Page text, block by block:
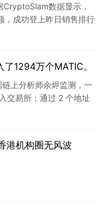
数据显示，
，成功登上昨日销售排行
1294万个MATIC。
上分析师余烬监测，一
交易所：通过 2 个地址
港机构圈无风波